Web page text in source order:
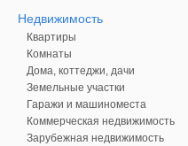
Недвижимость
Квартиры
Комнаты
Дома, коттеджи, дачи
Земельные участки
Гаражи и машиноместа
Коммерческая недвижимость
Зарубежная недвижимость